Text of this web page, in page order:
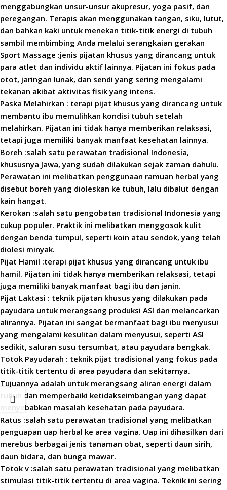
menggabungkan unsur-unsur akupresur, yoga pasif, dan
peregangan. Terapis akan menggunakan tangan, siku, lutut,
dan bahkan kaki untuk menekan titik-titik energi di tubuh
sambil membimbing Anda melalui serangkaian gerakan
Sport Massage :jenis pijatan khusus yang dirancang untuk
para atlet dan individu aktif lainnya. Pijatan ini fokus pada
otot, jaringan lunak, dan sendi yang sering mengalami
tekanan akibat aktivitas fisik yang intens.
Paska Melahirkan : terapi pijat khusus yang dirancang untuk
membantu ibu memulihkan kondisi tubuh setelah
melahirkan. Pijatan ini tidak hanya memberikan relaksasi,
tetapi juga memiliki banyak manfaat kesehatan lainnya.
Boreh :salah satu perawatan tradisional Indonesia,
khususnya Jawa, yang sudah dilakukan sejak zaman dahulu.
Perawatan ini melibatkan penggunaan ramuan herbal yang
disebut boreh yang dioleskan ke tubuh, lalu dibalut dengan
kain hangat.
Kerokan :salah satu pengobatan tradisional Indonesia yang
cukup populer. Praktik ini melibatkan menggosok kulit
dengan benda tumpul, seperti koin atau sendok, yang telah
diolesi minyak.
Pijat Hamil :terapi pijat khusus yang dirancang untuk ibu
hamil. Pijatan ini tidak hanya memberikan relaksasi, tetapi
juga memiliki banyak manfaat bagi ibu dan janin.
Pijat Laktasi : teknik pijatan khusus yang dilakukan pada
payudara untuk merangsang produksi ASI dan melancarkan
alirannya. Pijatan ini sangat bermanfaat bagi ibu menyusui
yang mengalami kesulitan dalam menyusui, seperti ASI
sedikit, saluran susu tersumbat, atau payudara bengkak.
Totok Payudarah : teknik pijat tradisional yang fokus pada
titik-titik tertentu di area payudara dan sekitarnya.
Tujuannya adalah untuk merangsang aliran energi dalam
tubuh dan memperbaiki ketidakseimbangan yang dapat
menyebabkan masalah kesehatan pada payudara.
Ratus :salah satu perawatan tradisional yang melibatkan
penguapan uap herbal ke area vagina. Uap ini dihasilkan dari
merebus berbagai jenis tanaman obat, seperti daun sirih,
daun bidara, dan bunga mawar.
Totok v :salah satu perawatan tradisional yang melibatkan
stimulasi titik-titik tertentu di area vagina. Teknik ini sering